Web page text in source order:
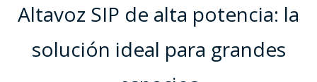
Altavoz SIP de alta potencia: la
solución ideal para grandes